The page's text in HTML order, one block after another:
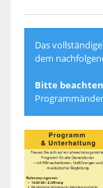
Das
dem
Bitte